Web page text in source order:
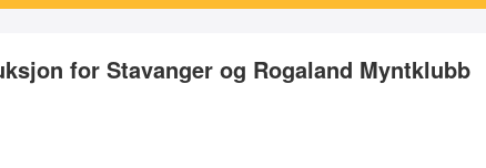
for Stavanger og Rogaland Myntklubb